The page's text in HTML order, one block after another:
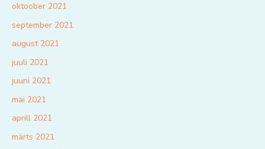
oktoober 2021
september 2021
august 2021
juuli 2021
juuni 2021
mai 2021
aprill 2021
märts 2021